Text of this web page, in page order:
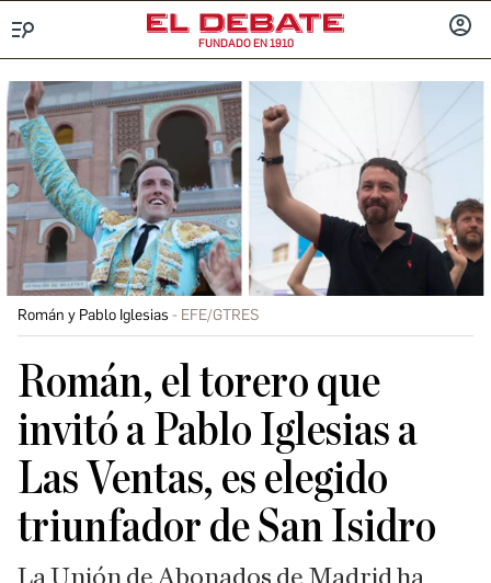
FUNDADO EN 1910
Román y Pablo Iglesias EFE/GTRES
Román, el torero que
invitó a Pablo Iglesias a
Las Ventas, es elegido
triunfador de San Isidro
La Unión de Abonados de Madrid ha